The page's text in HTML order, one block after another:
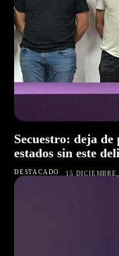
Secuestro: deja
estados sin este
DESTACADO 15